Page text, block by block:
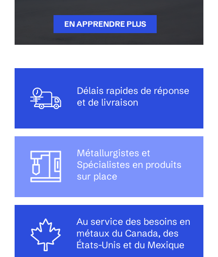
EN APPRENDRE PLUS
Délais rapides de réponse
et de livraison
Métallurgistes et
Spécialistes en produits
sur place
Au service des besoins en
métaux du Canada, des
États-Unis et du Mexique